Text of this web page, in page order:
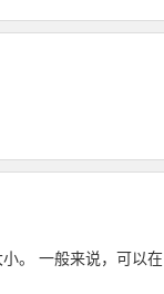
。 一般来说，可以在